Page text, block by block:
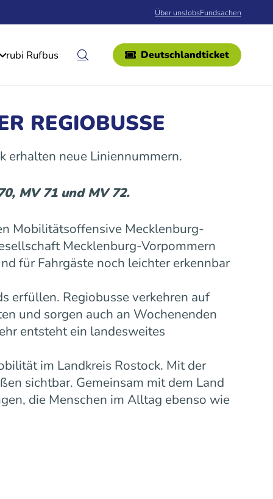
Über unsJobsFundsachen
rubi Rufbus Deutschlandticket
REGIOBUSSE
erhalten neue Liniennummern.
MV 71 und MV 72.
Mobilitätsoffensive Mecklenburg-
Mecklenburg-Vorpommern
für Fahrgäste noch leichter erkennbar
erfüllen. Regiobusse verkehren auf
und sorgen auch an Wochenenden
entsteht ein landesweites
im Landkreis Rostock. Mit der
sichtbar. Gemeinsam mit dem Land
die Menschen im Alltag ebenso wie